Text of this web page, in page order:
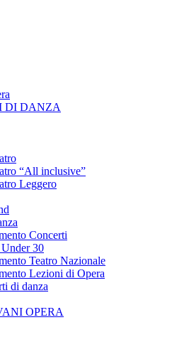
DI DANZA
“All inclusive”
Leggero
Concerti
30
Teatro Nazionale
Lezioni di Opera
di danza
OPERA